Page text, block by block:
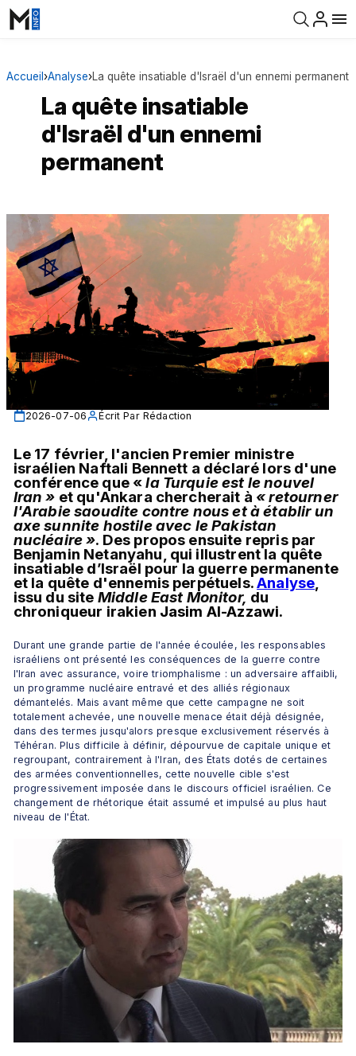
Accueil ›Analyse›La quête insatiable d'Israël d'un ennemi permanent
La quête insatiable
d'Israël d'un ennemi
permanent
2026-07-06 Écrit Par Rédaction
Le 17 février, l'ancien Premier ministre
israélien Naftali Bennett a déclaré lors d'une
conférence que « la Turquie est le nouvel
Iran » et qu'Ankara chercherait à « retourner
l'Arabie saoudite contre nous et à établir un
axe sunnite hostile avec le Pakistan
nucléaire ». Des propos ensuite repris par
Benjamin Netanyahu, qui illustrent la quête
insatiable d’Israël pour la guerre permanente
et la quête d'ennemis perpétuels. Analyse,
issu du site Middle East Monitor, du
chroniqueur irakien Jasim Al-Azzawi.
Durant une grande partie de l'année écoulée, les responsables
israéliens ont présenté les conséquences de la guerre contre
l'Iran avec assurance, voire triomphalisme : un adversaire affaibli,
un programme nucléaire entravé et des alliés régionaux
démantelés. Mais avant même que cette campagne ne soit
totalement achevée, une nouvelle menace était déjà désignée,
dans des termes jusqu'alors presque exclusivement réservés à
Téhéran. Plus difficile à définir, dépourvue de capitale unique et
regroupant, contrairement à l'Iran, des États dotés de certaines
des armées conventionnelles, cette nouvelle cible s'est
progressivement imposée dans le discours officiel israélien. Ce
changement de rhétorique était assumé et impulsé au plus haut
niveau de l'État.